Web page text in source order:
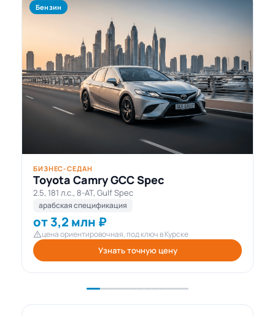
Бензин
БИЗНЕС-СЕДАН
Toyota Camry GCC Spec
2.5, 181 л.с., 8-AT, Gulf Spec
арабская спецификация
от 3,2 млн ₽
цена ориентировочная, под ключ в Курске
Узнать точную цену